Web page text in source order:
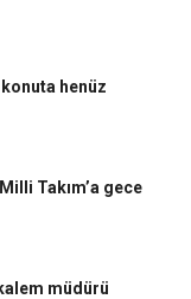
henüz
Takım’a gece
müdürü